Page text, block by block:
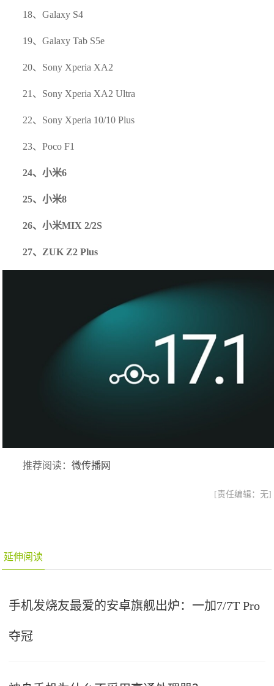
18、Galaxy S4
19、Galaxy Tab S5e
20、Sony Xperia XA2
21、Sony Xperia XA2 Ultra
22、Sony Xperia 10/10 Plus
23、Poco F1
24、小米6
25、小米8
26、小米MIX 2/2S
27、ZUK Z2 Plus
推荐阅读：微传播网
[责任编辑：无]
延伸阅读
手机发烧友最爱的安卓旗舰出炉：一加7/7T Pro
夺冠